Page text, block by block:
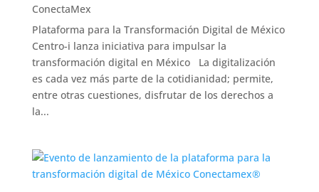
ConectaMex
Plataforma para la Transformación Digital de México
Centro-i lanza iniciativa para impulsar la
transformación digital en México La digitalización
es cada vez más parte de la cotidianidad; permite,
entre otras cuestiones, disfrutar de los derechos a
la...